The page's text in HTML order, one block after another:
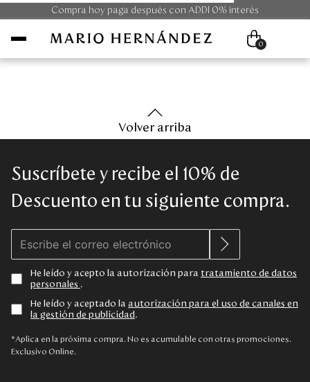
Compra hoy paga después con ADDI 0% interés
Hombre
Unisex
Colecciones
Outlet
Disney
0
Volver arriba
Suscríbete y recibe el 10% de
Descuento en tu siguiente compra.
He leído y acepto la autorización para tratamiento de datos
personales .
He leído y aceptado la autorización para el uso de canales en
la gestión de publicidad .
*Aplica en la próxima compra. No es acumulable con otras promociones.
Exclusivo Online.